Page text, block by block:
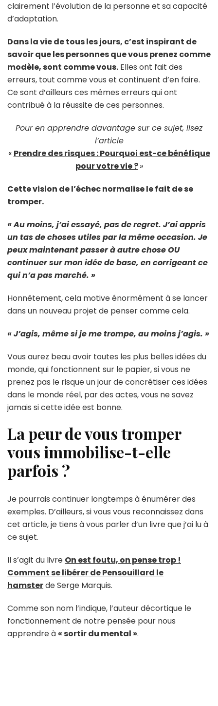
clairement l’évolution de la personne et sa capacité
d’adaptation.
Dans la vie de tous les jours, c’est inspirant de
savoir que les personnes que vous prenez comme
modèle, sont comme vous. Elles ont fait des
erreurs, tout comme vous et continuent d’en faire.
Ce sont d’ailleurs ces mêmes erreurs qui ont
contribué à la réussite de ces personnes.
Pour en apprendre davantage sur ce sujet, lisez
l’article
« Prendre des risques : Pourquoi est-ce bénéfique
pour votre vie ?»
Cette vision de l’échec normalise le fait de se
tromper.
« Au moins, j’ai essayé, pas de regret. J’ai appris
un tas de choses utiles par la même occasion. Je
peux maintenant passer à autre chose OU
continuer sur mon idée de base, en corrigeant ce
qui n’a pas marché. »
Honnêtement, cela motive énormément à se lancer
dans un nouveau projet de penser comme cela.
« J’agis, même si je me trompe, au moins j’agis. »
Vous aurez beau avoir toutes les plus belles idées du
monde, qui fonctionnent sur le papier, si vous ne
prenez pas le risque un jour de concrétiser ces idées
dans le monde réel, par des actes, vous ne savez
jamais si cette idée est bonne.
La peur de vous tromper
vous immobilise-t-elle
parfois ?
Je pourrais continuer longtemps à énumérer des
exemples. D’ailleurs, si vous vous reconnaissez dans
cet article, je tiens à vous parler d’un livre que j’ai lu à
ce sujet.
Il s’agit du livre On est foutu, on pense trop !
Comment se libérer de Pensouillard le
hamsterde Serge Marquis.
Comme son nom l’indique, l’auteur décortique le
fonctionnement de notre pensée pour nous
apprendre à « sortir du mental ».